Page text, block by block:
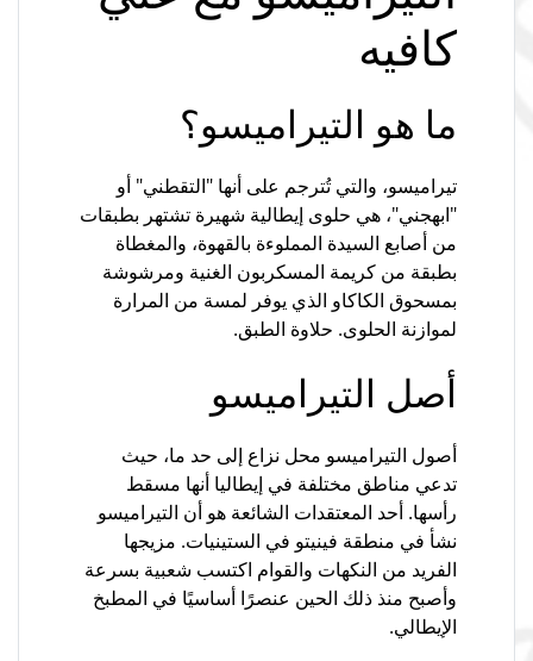
كافيه
ما هو التيراميسو؟
تيراميسو، والتي تُترجم على أنها "التقطني" أو
"ابهجني"، هي حلوى إيطالية شهيرة تشتهر بطبقات
من أصابع السيدة المملوءة بالقهوة، والمغطاة
بطبقة من كريمة المسكربون الغنية ومرشوشة
بمسحوق الكاكاو الذي يوفر لمسة من المرارة
لموازنة الحلوى. حلاوة الطبق.
أصل التيراميسو
أصول التيراميسو محل نزاع إلى حد ما، حيث
تدعي مناطق مختلفة في إيطاليا أنها مسقط
رأسها. أحد المعتقدات الشائعة هو أن التيراميسو
نشأ في منطقة فينيتو في الستينيات. مزيجها
الفريد من النكهات والقوام اكتسب شعبية بسرعة
وأصبح منذ ذلك الحين عنصرًا أساسيًا في المطبخ
الإيطالي.